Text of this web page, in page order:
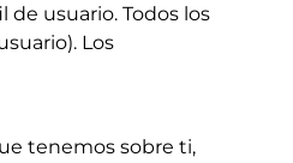
usuario. Todos los
Los
tenemos sobre ti,